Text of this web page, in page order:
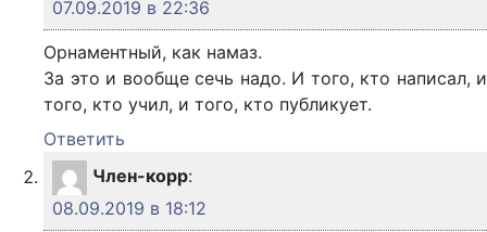
07.09.2019 в 22:36
Орнаментный, как намаз.
За это и вообще сечь надо. И того, кто написал, и
того, кто учил, и того, кто публикует.
Ответить
Член-корр:
08.09.2019 в 18:12